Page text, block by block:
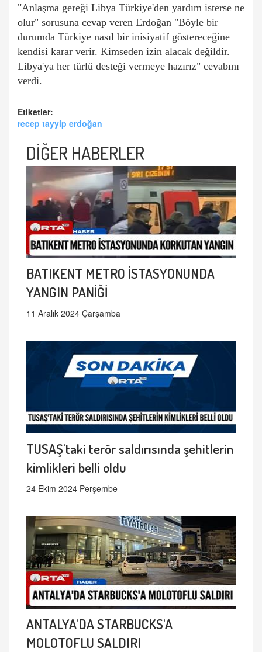
"Anlaşma gereği Libya Türkiye'den yardım isterse ne
olur" sorusuna cevap veren Erdoğan "Böyle bir
durumda Türkiye nasıl bir inisiyatif göstereceğine
kendisi karar verir. Kimseden izin alacak değildir.
Libya'ya her türlü desteği vermeye hazırız" cevabını
verdi.
Etiketler:
recep tayyip erdoğan
DİĞER HABERLER
BATIKENT METRO İSTASYONUNDA
YANGIN PANİĞİ
11 Aralık 2024 Çarşamba
TUSAŞ'taki terör saldırısında şehitlerin
kimlikleri belli oldu
24 Ekim 2024 Perşembe
ANTALYA'DA STARBUCKS'A
MOLOTOFLU SALDIRI